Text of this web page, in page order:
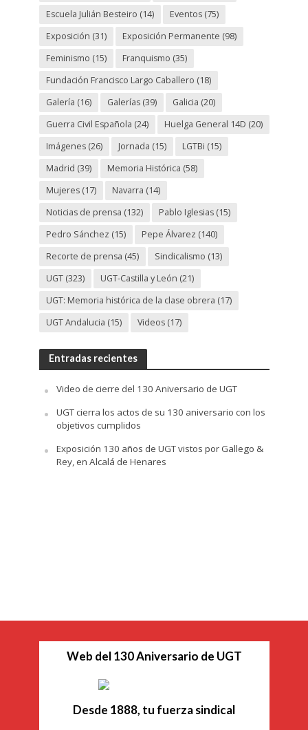
Escuela Julián Besteiro (14) Eventos(75)
Exposición (31) Exposición Permanente (98)
Feminismo (15) Franquismo (35)
Fundación Francisco Largo Caballero (18)
Galería (16) Galerías(39) Galicia (20)
Guerra Civil Española (24) Huelga General 14D (20)
Imágenes(26) Jornada (15) LGTBi (15)
Madrid (39) Memoria Histórica (58)
Mujeres(17) Navarra (14)
Noticias de prensa (132) Pablo Iglesias(15)
Pedro Sánchez (15) Pepe Álvarez (140)
Recorte de prensa (45) Sindicalismo (13)
UGT(323) UGT-Castilla y León (21)
UGT: Memoria histórica de la clase obrera (17)
UGT Andalucia (15) Videos(17)
Entradas recientes
Video de cierre del 130 Aniversario de UGT
UGT cierra los actos de su 130 aniversario con los
objetivos cumplidos
Exposición 130 años de UGT vistos por Gallego &
Rey, en Alcalá de Henares
Web del 130 Aniversario de UGT
Desde 1888, tu fuerza sindical